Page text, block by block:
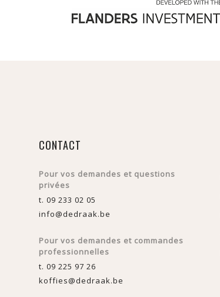
CONTACT
Pour vos demandes et questions
privées
t. 09 233 02 05
info@dedraak.be
Pour vos demandes et commandes
professionnelles
t. 09 225 97 26
koffies@dedraak.be